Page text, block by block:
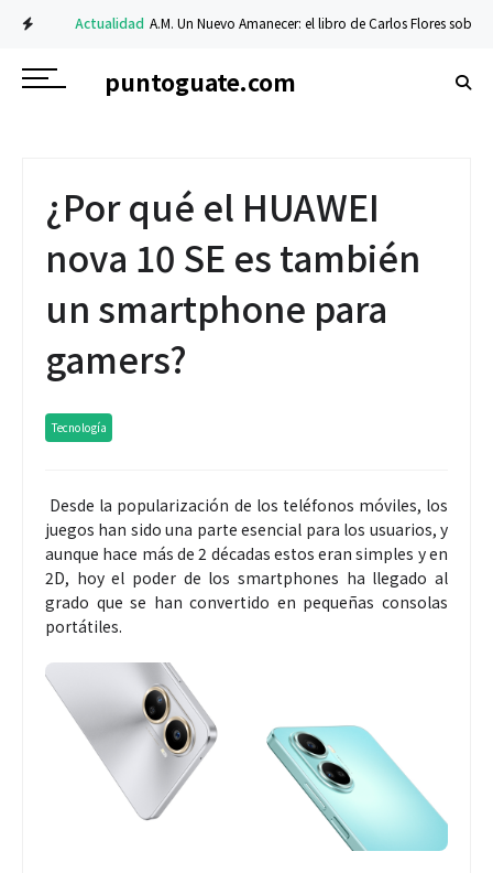
Actualidad A.M. Un Nuevo Amanecer: el libro de Carlos Flores sobre fe y
puntoguate.com
¿Por qué el HUAWEI
nova 10 SE es también
un smartphone para
gamers?
Tecnología
Desde la popularización de los teléfonos móviles, los
juegos han sido una parte esencial para los usuarios, y
aunque hace más de 2 décadas estos eran simples y en
2D, hoy el poder de los smartphones ha llegado al
grado que se han convertido en pequeñas consolas
portátiles.